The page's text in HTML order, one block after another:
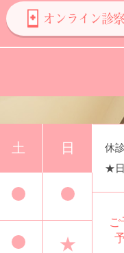
オンライン診
土 日
★
休
★日